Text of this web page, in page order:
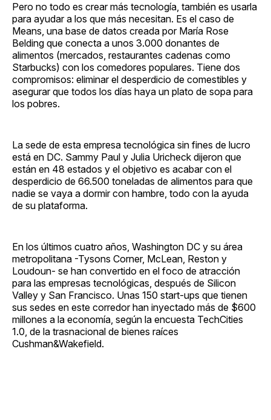
Pero no todo es crear más tecnología, también es usarla
para ayudar a los que más necesitan. Es el caso de
Means, una base de datos creada por María Rose
Belding que conecta a unos 3.000 donantes de
alimentos (mercados, restaurantes cadenas como
Starbucks) con los comedores populares. Tiene dos
compromisos: eliminar el desperdicio de comestibles y
asegurar que todos los días haya un plato de sopa para
los pobres.
La sede de esta empresa tecnológica sin fines de lucro
está en DC. Sammy Paul y Julia Uricheck dijeron que
están en 48 estados y el objetivo es acabar con el
desperdicio de 66.500 toneladas de alimentos para que
nadie se vaya a dormir con hambre, todo con la ayuda
de su plataforma.
En los últimos cuatro años, Washington DC y su área
metropolitana -Tysons Corner, McLean, Reston y
Loudoun- se han convertido en el foco de atracción
para las empresas tecnológicas, después de Silicon
Valley y San Francisco. Unas 150 start-ups que tienen
sus sedes en este corredor han inyectado más de $600
millones a la economía, según la encuesta TechCities
1.0, de la trasnacional de bienes raíces
Cushman&Wakefield.